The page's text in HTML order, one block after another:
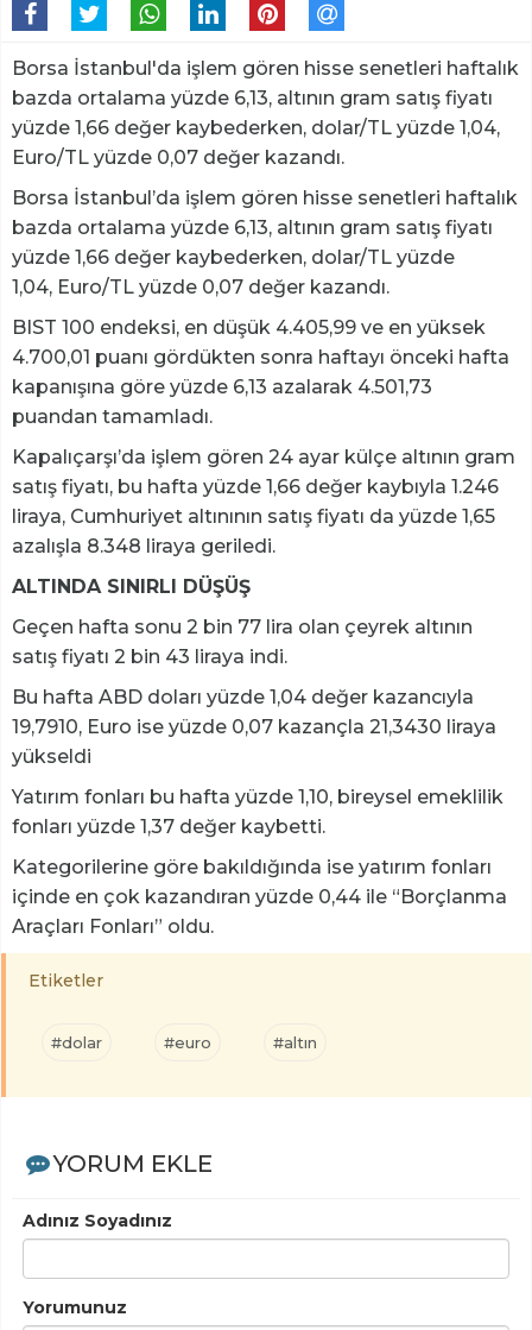
Borsa İstanbul'da işlem gören hisse senetleri haftalık
bazda ortalama yüzde 6,13, altının gram satış fiyatı
yüzde 1,66 değer kaybederken, dolar/TL yüzde 1,04,
Euro/TL yüzde 0,07 değer kazandı.
Borsa İstanbul’da işlem gören hisse senetleri haftalık
bazda ortalama yüzde 6,13, altının gram satış fiyatı
yüzde 1,66 değer kaybederken, dolar/TL yüzde
1,04, Euro/TL yüzde 0,07 değer kazandı.
BIST 100 endeksi, en düşük 4.405,99 ve en yüksek
4.700,01 puanı gördükten sonra haftayı önceki hafta
kapanışına göre yüzde 6,13 azalarak 4.501,73
puandan tamamladı.
Kapalıçarşı’da işlem gören 24 ayar külçe altının gram
satış fiyatı, bu hafta yüzde 1,66 değer kaybıyla 1.246
liraya, Cumhuriyet altınının satış fiyatı da yüzde 1,65
azalışla 8.348 liraya geriledi.
ALTINDA SINIRLI DÜŞÜŞ
Geçen hafta sonu 2 bin 77 lira olan çeyrek altının
satış fiyatı 2 bin 43 liraya indi.
Bu hafta ABD doları yüzde 1,04 değer kazancıyla
19,7910, Euro ise yüzde 0,07 kazançla 21,3430 liraya
yükseldi
Yatırım fonları bu hafta yüzde 1,10, bireysel emeklilik
fonları yüzde 1,37 değer kaybetti.
Kategorilerine göre bakıldığında ise yatırım fonları
içinde en çok kazandıran yüzde 0,44 ile “Borçlanma
Araçları Fonları” oldu.
Etiketler
#dolar #euro #altın
YORUM EKLE
Adınız Soyadınız
Yorumunuz